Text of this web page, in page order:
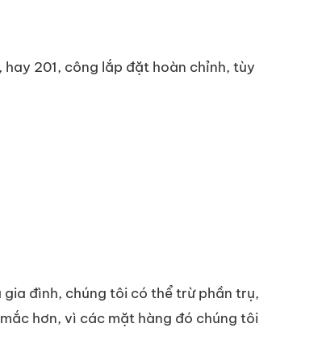
201, công lắp đặt hoàn chỉnh, tùy
đình, chúng tôi có thể trừ phần trụ,
hơn, vì các mặt hàng đó chúng tôi